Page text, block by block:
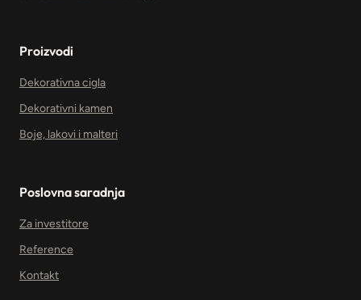
Proizvodi
Dekorativna cigla
Dekorativni kamen
Boje, lakovi i malteri
Poslovna saradnja
Za investitore
Reference
Kontakt